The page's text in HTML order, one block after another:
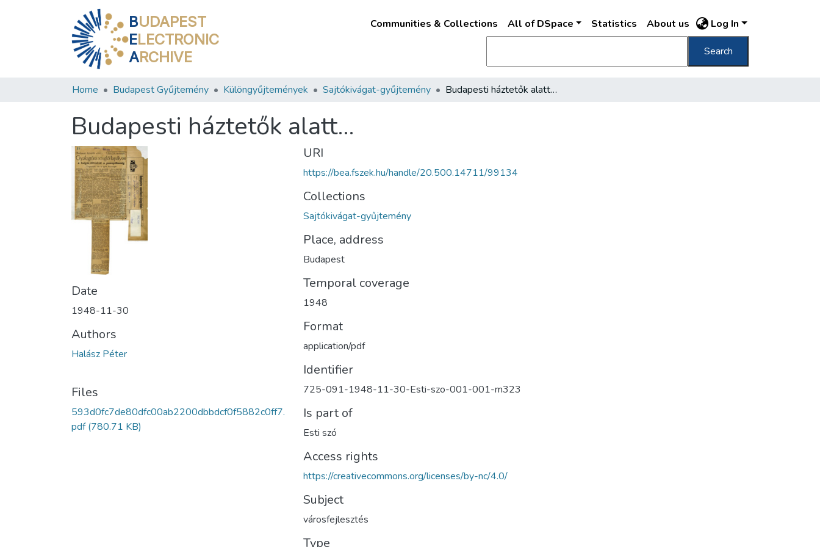
BUDAPEST
ELECTRONIC
ARCHIVE
Communities & Collections All of DSpace Statistics About us Log In
Search
Home Budapest Gyűjtemény Különgyűjtemények Sajtókivágat-gyűjtemény Budapesti háztetők alatt…
Budapesti háztetők alatt…
Date
1948-11-30
Authors
Halász Péter
Files
593d0fc7de80dfc00ab2200dbbdcf0f5882c0ff7.
pdf(780.71 KB)
URI
https://bea.fszek.hu/handle/20.500.14711/99134
Collections
Sajtókivágat-gyűjtemény
Place, address
Budapest
Temporal coverage
1948
Format
application/pdf
Identifier
725-091-1948-11-30-Esti-szo-001-001-m323
Is part of
Esti szó
Access rights
https://creativecommons.org/licenses/by-nc/4.0/
Subject
városfejlesztés
Type